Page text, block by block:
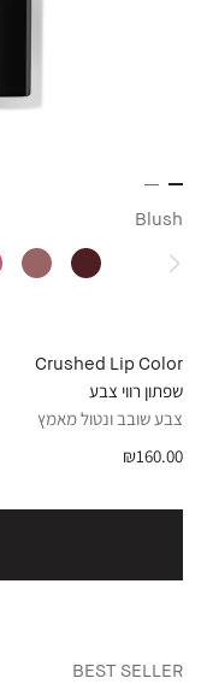
Blush
Crushed Lip Color
שפתון רווי צבע
צבע שובב ונטול מאמץ
₪160.00
BEST SELLER